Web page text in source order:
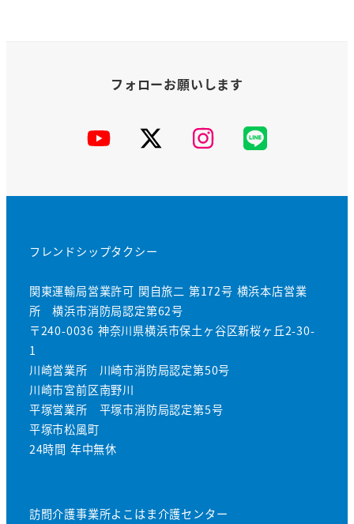
YouTubeX Instagram
公
式
フレンドシップタクシー
関東運輸局営業許可 関自旅二 第172号 横浜本店営業
所 横浜市消防局認定第62号
〒240-0036 神奈川県横浜市保土ヶ谷区新桜ヶ丘2-30-
1
川崎営業所 川崎市消防局認定第50号
川崎市宮前区南野川
平塚営業所 平塚市消防局認定第5号
平塚市松風町
24時間 年中無休
訪問介護事業所よこはま介護センター